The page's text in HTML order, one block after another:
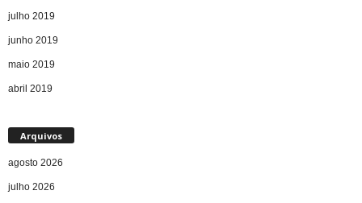
julho 2019
junho 2019
maio 2019
abril 2019
Arquivos
agosto 2026
julho 2026